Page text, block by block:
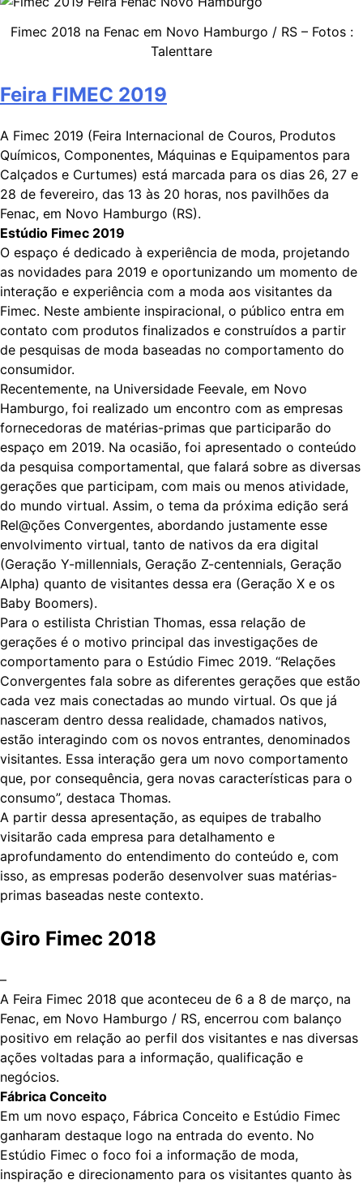
Fimec 2018 na Fenac em Novo Hamburgo / RS – Fotos :
Talenttare
Feira FIMEC 2019
A Fimec 2019 (Feira Internacional de Couros, Produtos
Químicos, Componentes, Máquinas e Equipamentos para
Calçados e Curtumes) está marcada para os dias 26, 27 e
28 de fevereiro, das 13 às 20 horas, nos pavilhões da
Fenac, em Novo Hamburgo (RS).
Estúdio Fimec 2019
O espaço é dedicado à experiência de moda, projetando
as novidades para 2019 e oportunizando um momento de
interação e experiência com a moda aos visitantes da
Fimec. Neste ambiente inspiracional, o público entra em
contato com produtos finalizados e construídos a partir
de pesquisas de moda baseadas no comportamento do
consumidor.
Recentemente, na Universidade Feevale, em Novo
Hamburgo, foi realizado um encontro com as empresas
fornecedoras de matérias-primas que participarão do
espaço em 2019. Na ocasião, foi apresentado o conteúdo
da pesquisa comportamental, que falará sobre as diversas
gerações que participam, com mais ou menos atividade,
do mundo virtual. Assim, o tema da próxima edição será
Rel@ções Convergentes, abordando justamente esse
envolvimento virtual, tanto de nativos da era digital
(Geração Y-millennials, Geração Z-centennials, Geração
Alpha) quanto de visitantes dessa era (Geração X e os
Baby Boomers).
Para o estilista Christian Thomas, essa relação de
gerações é o motivo principal das investigações de
comportamento para o Estúdio Fimec 2019. “Relações
Convergentes fala sobre as diferentes gerações que estão
cada vez mais conectadas ao mundo virtual. Os que já
nasceram dentro dessa realidade, chamados nativos,
estão interagindo com os novos entrantes, denominados
visitantes. Essa interação gera um novo comportamento
que, por consequência, gera novas características para o
consumo”, destaca Thomas.
A partir dessa apresentação, as equipes de trabalho
visitarão cada empresa para detalhamento e
aprofundamento do entendimento do conteúdo e, com
isso, as empresas poderão desenvolver suas matérias-
primas baseadas neste contexto.
Giro Fimec 2018
–
A Feira Fimec 2018 que aconteceu de 6 a 8 de março, na
Fenac, em Novo Hamburgo / RS, encerrou com balanço
positivo em relação ao perfil dos visitantes e nas diversas
ações voltadas para a informação, qualificação e
negócios.
Fábrica Conceito
Em um novo espaço, Fábrica Conceito e Estúdio Fimec
ganharam destaque logo na entrada do evento. No
Estúdio Fimec o foco foi a informação de moda,
inspiração e direcionamento para os visitantes quanto às